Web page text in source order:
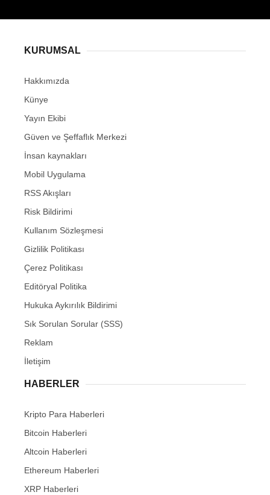
KURUMSAL
Hakkımızda
Künye
Yayın Ekibi
Güven ve Şeffaflık Merkezi
İnsan kaynakları
Mobil Uygulama
RSS Akışları
Risk Bildirimi
Kullanım Sözleşmesi
Gizlilik Politikası
Çerez Politikası
Editöryal Politika
Hukuka Aykırılık Bildirimi
Sık Sorulan Sorular (SSS)
Reklam
İletişim
HABERLER
Kripto Para Haberleri
Bitcoin Haberleri
Altcoin Haberleri
Ethereum Haberleri
XRP Haberleri